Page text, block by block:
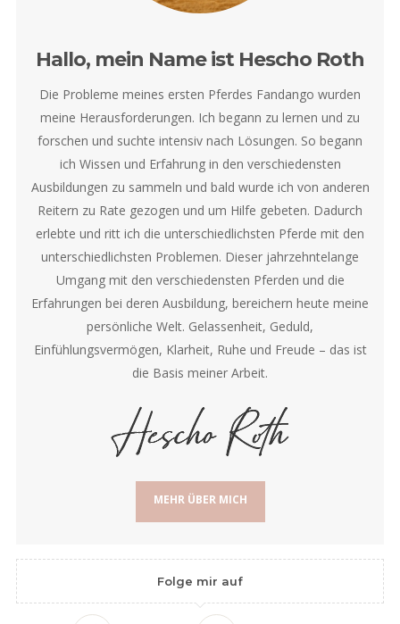
Hallo, mein Name ist Hescho Roth
Die Probleme meines ersten Pferdes Fandango wurden
meine Herausforderungen. Ich begann zu lernen und zu
forschen und suchte intensiv nach Lösungen. So begann
ich Wissen und Erfahrung in den verschiedensten
Ausbildungen zu sammeln und bald wurde ich von anderen
Reitern zu Rate gezogen und um Hilfe gebeten. Dadurch
erlebte und ritt ich die unterschiedlichsten Pferde mit den
unterschiedlichsten Problemen. Dieser jahrzehntelange
Umgang mit den verschiedensten Pferden und die
Erfahrungen bei deren Ausbildung, bereichern heute meine
persönliche Welt. Gelassenheit, Geduld,
Einfühlungsvermögen, Klarheit, Ruhe und Freude – das ist
die Basis meiner Arbeit.
MEHR ÜBER MICH
Folge mir auf